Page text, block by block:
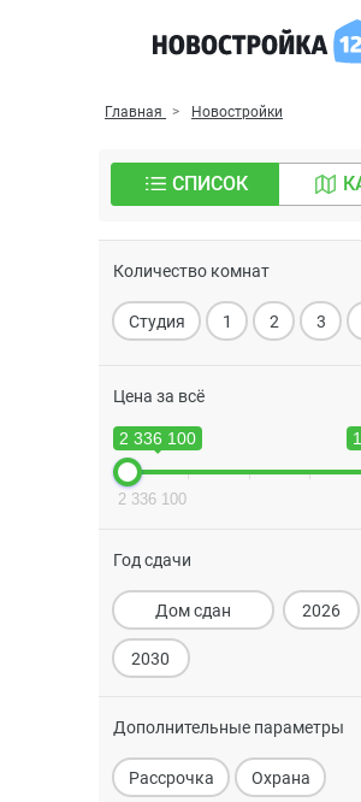
Главная Новостройки
СПИСОК
Количество комнат
Студия 1 2 3
Цена за всё
2 336 100
2 336 100
Год сдачи
Дом сдан 2026
2030
Дополнительные параметры
Рассрочка Охрана